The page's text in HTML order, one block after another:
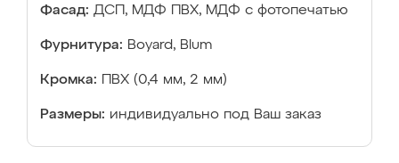
Фасад: ДСП, МДФ ПВХ, МДФ с фотопечатью
Фурнитура: Boyard, Blum
Кромка: ПВХ (0,4 мм, 2 мм)
Размеры: индивидуально под Ваш заказ